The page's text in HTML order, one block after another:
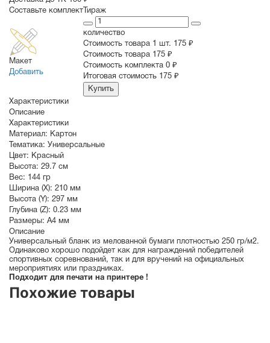
Составьте комплект
Макет
Добавить
Тираж
количество
Стоимость товара 1 шт.
175 ₽
Cтоимость товара
175 ₽
Стоимость комплекта 0 ₽
Итоговая стоимость
175 ₽
Купить
Характеристики
Описание
Характеристики
Материал: Картон
Тематика: Универсальные
Цвет: Красный
Высота: 29.7 см
Вес: 144 гр
Ширина (X): 210 мм
Высота (Y): 297 мм
Глубина (Z): 0.23 мм
Размеры: A4 мм
Описание
Универсальный бланк из мелованной бумаги плотностью 250 гр/м2.
Одинаково хорошо подойдет как для награждений победителей
спортивных соревнований, так и для вручений на официальных
мероприятиях или праздниках.
Подходит для печати на принтере !
Похожие товары